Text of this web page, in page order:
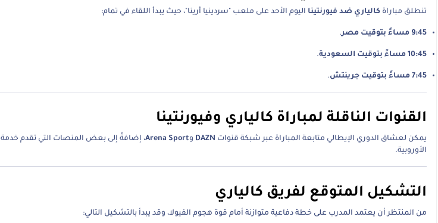
تنطلق مباراة كالياري ضد فيورنتينا اليوم الأحد على ملعب "سردينيا أرينا"، حيث يبدأ اللقاء في تمام:
9:45 مساءً بتوقيت مصر .
10:45 مساءً بتوقيت السعودية .
7:45 مساءً بتوقيت جرينتش .
القنوات الناقلة لمباراة كالياري وفيورنتينا
يمكن لعشاق الدوري الإيطالي متابعة المباراة عبر شبكة قنوات DAZN وArena Sport، إضافةً إلى بعض المنصات التي تقدم خدمة
الأوروبية.
التشكيل المتوقع لفريق كالياري
من المنتظر أن يعتمد المدرب على خطة دفاعية متوازنة أمام قوة هجوم الفيولا، وقد يبدأ بالتشكيل التالي: